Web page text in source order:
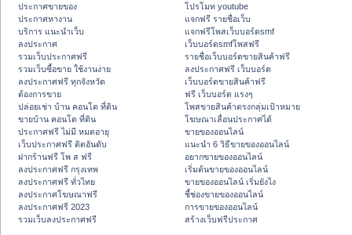
ประกาศขายของ
ประกาศหางาน
บริการ แนะนำเว็บ
ลงประกาศ
รวมเว็บประกาศฟรี
รวมเว็บซื้อขาย ใช้งานง่าย
ลงประกาศฟรี ทุกจังหวัด
ต้องการขาย
ปล่อยเช่า บ้าน คอนโด ที่ดิน
ขายบ้าน คอนโด ที่ดิน
ประกาศฟรี ไม่มี หมดอายุ
เว็บประกาศฟรี ติดอันดับ
ฝากร้านฟรี โพ ส ฟรี
ลงประกาศฟรี กรุงเทพ
ลงประกาศฟรี ทั่วไทย
ลงประกาศโฆษณาฟรี
ลงประกาศฟรี 2023
รวมเว็บลงประกาศฟรี
โปรโมท youtube
แจกฟรี รายชื่อเว็บ
แจกฟรีโพสเว็บบอร์ดsmf
เว็บบอร์ดsmfโพสฟรี
รายชื่อเว็บบอร์ดขายสินค้าฟรี
ลงประกาศฟรี เว็บบอร์ด
เว็บบอร์ดขายสินค้าฟรี
ฟรี เว็บบอร์ด แรงๆ
โพสขายสินค้าตรงกลุ่มเป้าหมาย
โฆษณาเลื่อนประกาศได้
ขายของออนไลน์
แนะนำ 6 วิธีขายของออนไลน์
อยากขายของออนไลน์
เริ่มต้นขายของออนไลน์
ขายของออนไลน์ เริ่มยังไง
ชี้ช่องขายของออนไลน์
การขายของออนไลน์
สร้างเว็บฟรีประกาศ